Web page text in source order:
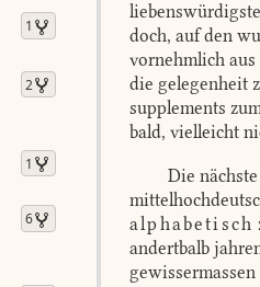
1
2
1
6
doch, auf den
vornehmlich
die gelegenheit
supplements
bald, vielleicht
Die
alphabetisch
andertbalb